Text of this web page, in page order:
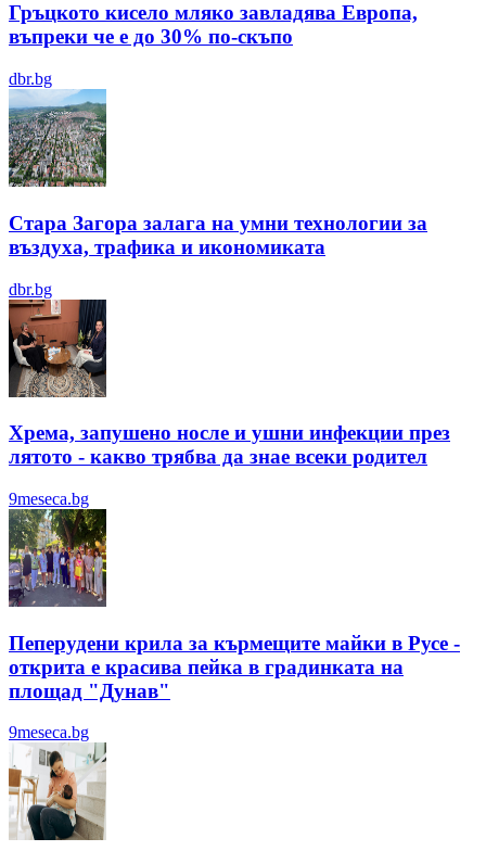
Гръцкото кисело мляко завладява Европа,
въпреки че е до 30% по-скъпо
dbr.bg
Стара Загора залага на умни технологии за
въздуха, трафика и икономиката
dbr.bg
Хрема, запушено носле и ушни инфекции през
лятотo - какво трябва да знае всеки родител
9meseca.bg
Пеперудени крила за кърмещите майки в Русе -
открита е красива пейка в градинката на
площад "Дунав"
9meseca.bg